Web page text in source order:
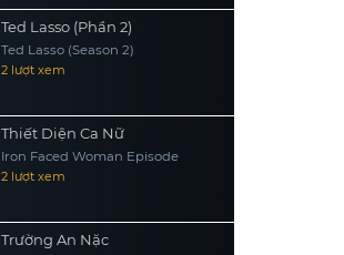
Ted Lasso (Phần 2)
Ted Lasso (Season 2)
2 lượt xem
Thiết Diện Ca Nữ
Iron Faced Woman Episode
2 lượt xem
Trường An Nặc